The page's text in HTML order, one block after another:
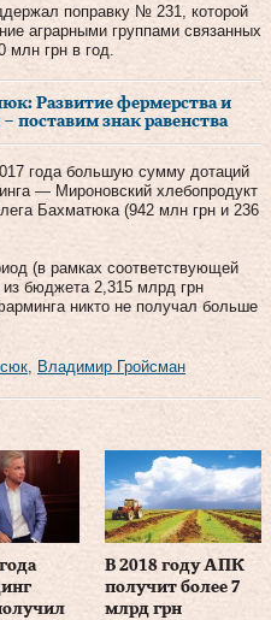
поправку № 231, которой
аграрными группами связанных
млн грн в год.
Развитие фермерства и
поставим знак равенства
года большую сумму дотаций
— Мироновский хлебопродукт
Бахматюка (942 млн грн и 236
(в рамках соответствующей
бюджета 2,315 млрд грн
никто не получал больше
Владимир Гройсман
В 2018 году АПК
получит более 7
млрд грн